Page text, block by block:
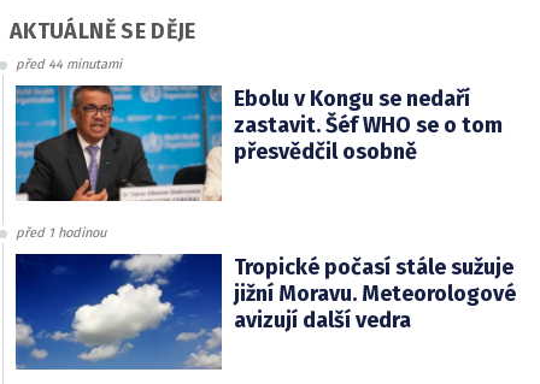
AKTUÁLNĚ SE DĚJE
před 44 minutami
Ebolu v Kongu se nedaří
zastavit. Šéf WHO se o tom
přesvědčil osobně
před 1 hodinou
Tropické počasí stále sužuje
jižní Moravu. Meteorologové
avizují další vedra